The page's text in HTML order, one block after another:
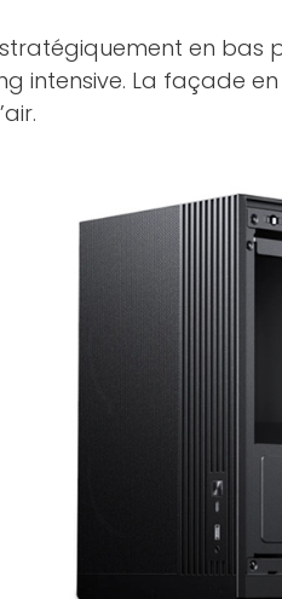
en bas
intensive. La façade